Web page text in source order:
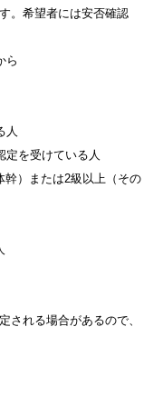
。希望者には安否確認
ら
人
定を受けている人
幹）または2級以上（その
される場合があるので、